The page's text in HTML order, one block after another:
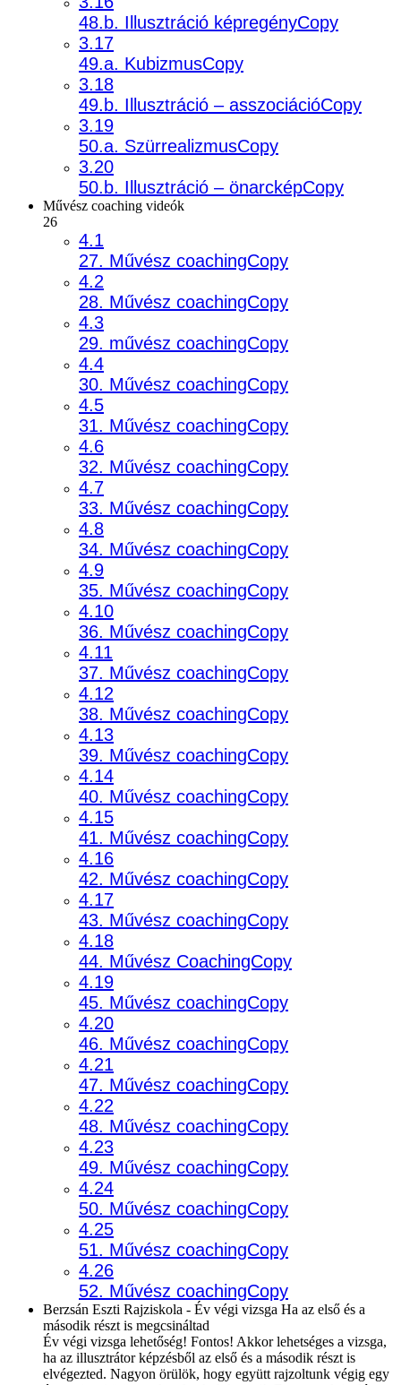
48.b. Illusztráció képregényCopy
3.17
49.a. KubizmusCopy
3.18
49.b. Illusztráció – asszociációCopy
3.19
50.a. SzürrealizmusCopy
3.20
50.b. Illusztráció – önarcképCopy
Művész coaching videók
26
4.1
27. Művész coachingCopy
4.2
28. Művész coachingCopy
4.3
29. művész coachingCopy
4.4
30. Művész coachingCopy
4.5
31. Művész coachingCopy
4.6
32. Művész coachingCopy
4.7
33. Művész coachingCopy
4.8
34. Művész coachingCopy
4.9
35. Művész coachingCopy
4.10
36. Művész coachingCopy
4.11
37. Művész coachingCopy
4.12
38. Művész coachingCopy
4.13
39. Művész coachingCopy
4.14
40. Művész coachingCopy
4.15
41. Művész coachingCopy
4.16
42. Művész coachingCopy
4.17
43. Művész coachingCopy
4.18
44. Művész CoachingCopy
4.19
45. Művész coachingCopy
4.20
46. Művész coachingCopy
4.21
47. Művész coachingCopy
4.22
48. Művész coachingCopy
4.23
49. Művész coachingCopy
4.24
50. Művész coachingCopy
4.25
51. Művész coachingCopy
4.26
52. Művész coachingCopy
Berzsán Eszti Rajziskola - Év végi vizsga Ha az első és a
második részt is megcsináltad
Év végi vizsga lehetőség! Fontos! Akkor lehetséges a vizsga,
ha az illusztrátor képzésből az első és a második részt is
elvégezted. Nagyon örülök, hogy együtt rajzoltunk végig egy